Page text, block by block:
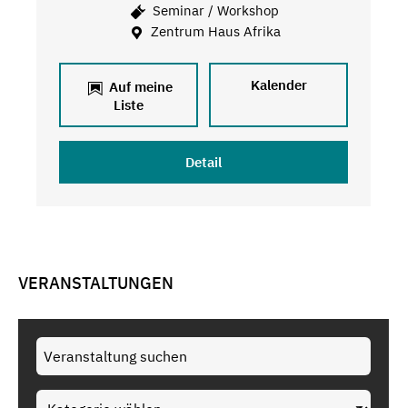
Seminar / Workshop
Zentrum Haus Afrika
Auf meine
Liste
Kalender
Detail
VERANSTALTUNGEN